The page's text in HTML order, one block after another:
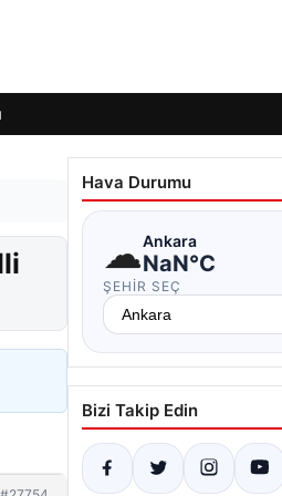
Hava Durumu
☁Ankara
NaN°C
ŞEHIR SEÇ
Bizi Takip Edin